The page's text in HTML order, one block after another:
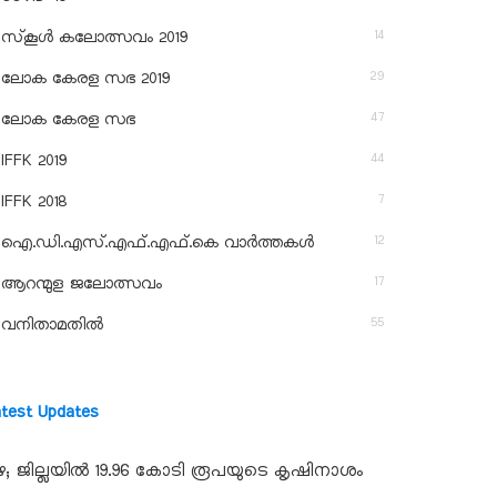
സ്‌കൂള്‍ കലോത്സവം 2019 14
ലോക കേരള സഭ 2019 29
ലോക കേരള സഭ 47
IFFK 2019 44
IFFK 2018 7
ഐ.ഡി.എസ്.എഫ്.എഫ്.കെ വാർത്തകൾ 12
ആറന്മുള ജലോത്സവം 17
വനിതാമതിൽ 55
Updates
ജില്ലയില്‍ 19.96 കോടി രൂപയുടെ കൃഷിനാശം